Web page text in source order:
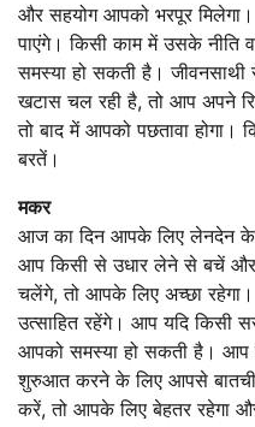
और सहयोग आपको भरपूर
पाएंगे। किसी काम में उसके नीति व
समस्या हो सकती है। जीवनसाथी
खटास चल रही है, तो आप अपने
तो बाद में आपको पछतावा होगा।
बरतें।
मकर
आज का दिन आपके लिए लेनदेन के
आप किसी से उधार लेने से बचें
चलेंगे, तो आपके लिए अच्छा
उत्साहित रहेंगे। आप यदि किसी
आपको समस्या हो सकती है। आप
शुरुआत करने के लिए आपसे
करें, तो आपके लिए बेहतर रहेगा